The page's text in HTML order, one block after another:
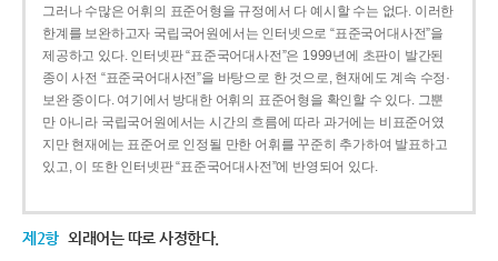
그러나 수많은 어휘의 표준어형을 규정에서 다 예시할 수는 없다. 이러한
한계를 보완하고자 국립국어원에서는 인터넷으로 “표준국어대사전”을
제공하고 있다. 인터넷판 “표준국어대사전”은 1999년에 초판이 발간된
종이 사전 “표준국어대사전”을 바탕으로 한 것으로, 현재에도 계속 수정·
보완 중이다. 여기에서 방대한 어휘의 표준어형을 확인할 수 있다. 그뿐
만 아니라 국립국어원에서는 시간의 흐름에 따라 과거에는 비표준어였
지만 현재에는 표준어로 인정될 만한 어휘를 꾸준히 추가하여 발표하고
있고, 이 또한 인터넷판 “표준국어대사전”에 반영되어 있다.
제2항 외래어는 따로 사정한다.